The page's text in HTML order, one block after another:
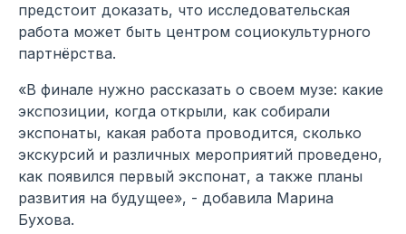
предстоит доказать, что исследовательская
работа может быть центром социокультурного
партнёрства.
«В финале нужно рассказать о своем музе: какие
экспозиции, когда открыли, как собирали
экспонаты, какая работа проводится, сколько
экскурсий и различных мероприятий проведено,
как появился первый экспонат, а также планы
развития на будущее», - добавила Марина
Бухова.